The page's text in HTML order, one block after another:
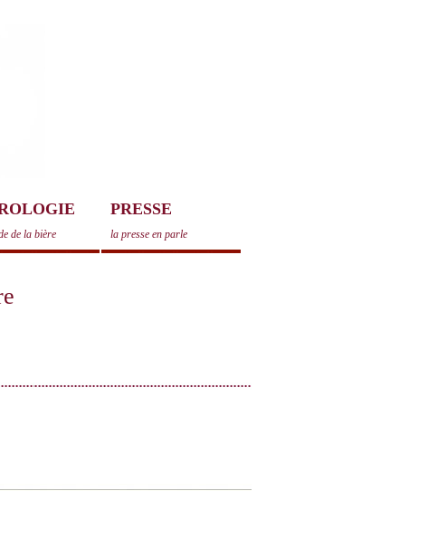
de la bière
PRESSE
la presse en parle